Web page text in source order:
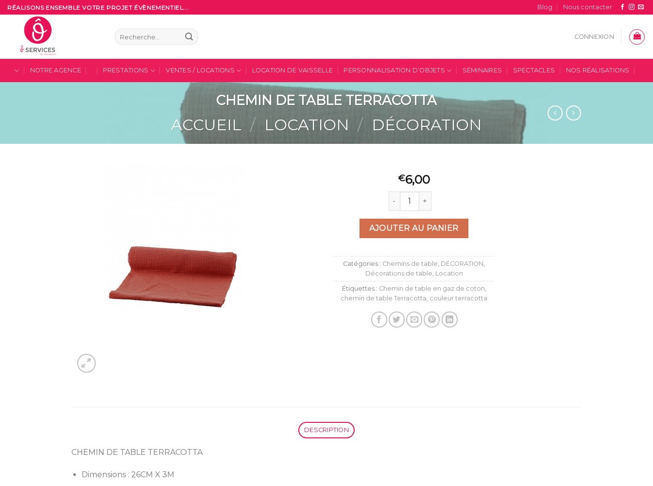
Skip
to
content
RÉALISONS ENSEMBLE VOTRE PROJET ÉVÈNEMENTIEL... Blog Nous contacter
Recherche
pour :
CONNEXION
NOTRE AGENCE PRESTATIONS VENTES / LOCATIONS LOCATION DE VAISSELLE PERSONNALISATION D’OBJETS SÉMINAIRES SPECTACLES NOS RÉALISATIONS
CHEMIN DE TABLE TERRACOTTA
ACCUEIL / LOCATION / DÉCORATION
€6,00
quantité de CHEMIN DE TABLE TERRACOTTA
AJOUTER AU PANIER
Catégories : Chemins de table DÉCORATION
Décorations de table Location
Étiquettes : Chemin de table en gaz de coton
chemin de table Terracotta couleur terracotta
DESCRIPTION
CHEMIN DE TABLE TERRACOTTA
Dimensions : 26CM X 3M